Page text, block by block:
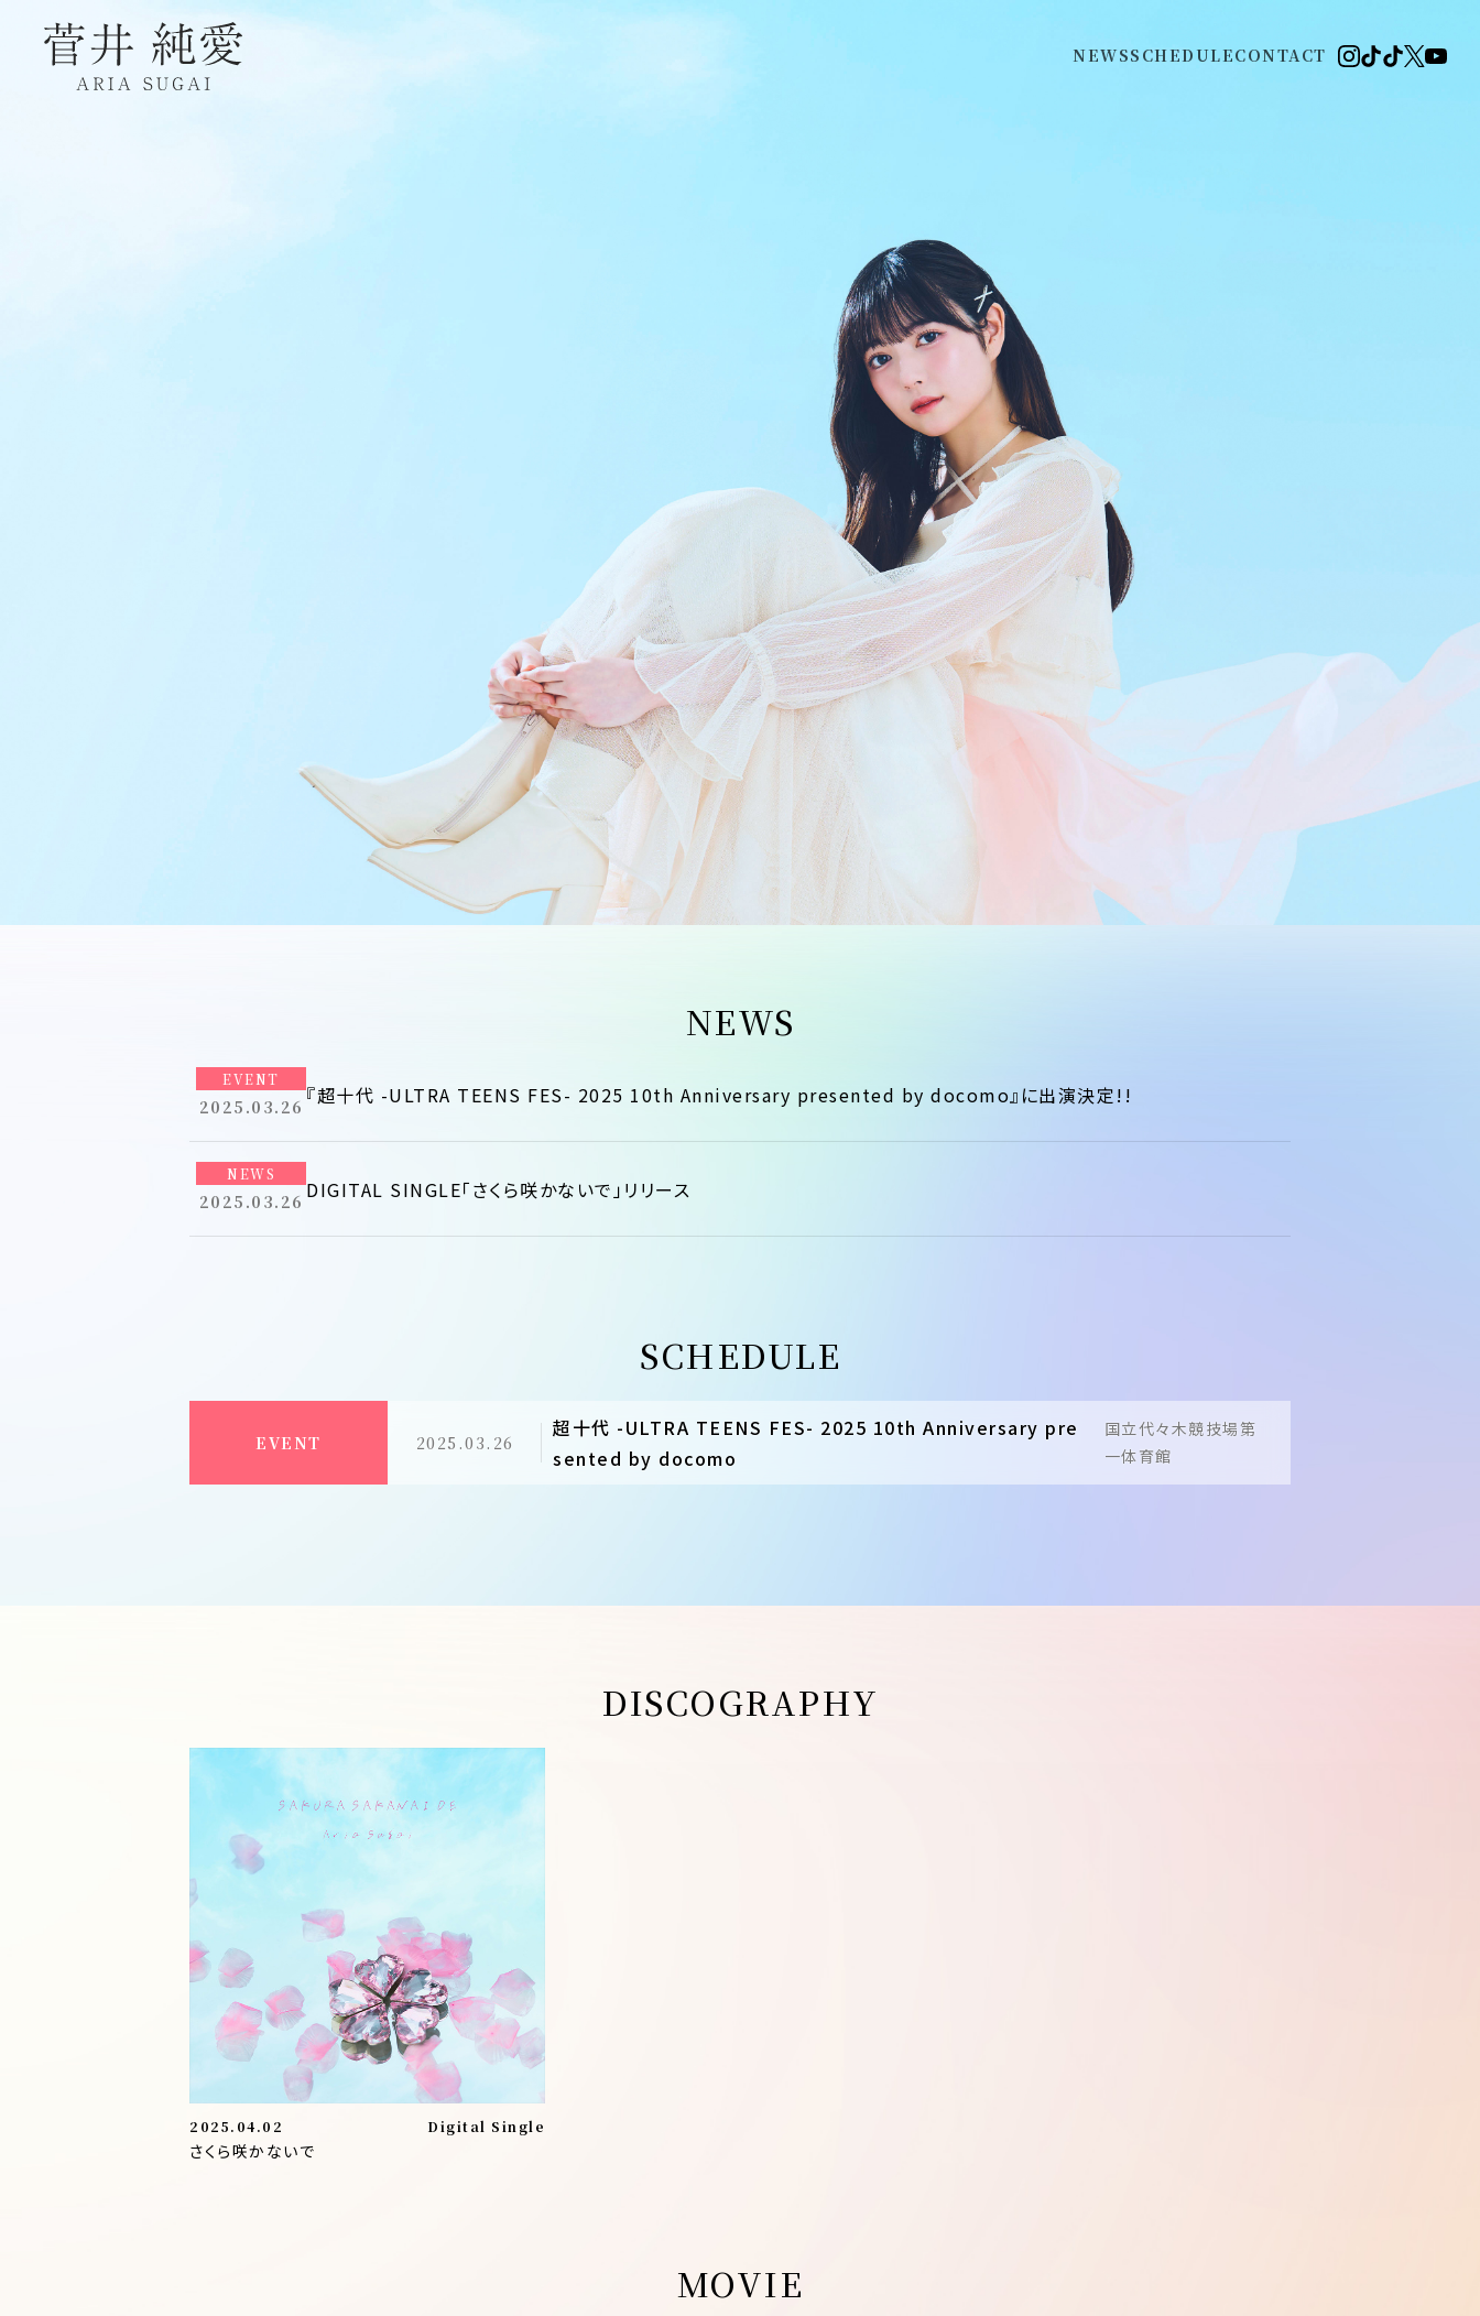
NEWSSCHEDULECONTACT
NEWS
EVENT
2025.03.26 『超十代 -ULTRA TEENS FES- 2025 10th Anniversary presented by docomo』に出演決定!!
NEWS
2025.03.26 DIGITAL SINGLE「さくら咲かないで」リリース
SCHEDULE
EVENT 2025.03.26
超十代 -ULTRA TEENS FES- 2025 10th Anniversary pre
sented by docomo
国立代々木競技場第
一体育館
DISCOGRAPHY
2025.04.02 Digital Single
さくら咲かないで
MOVIE